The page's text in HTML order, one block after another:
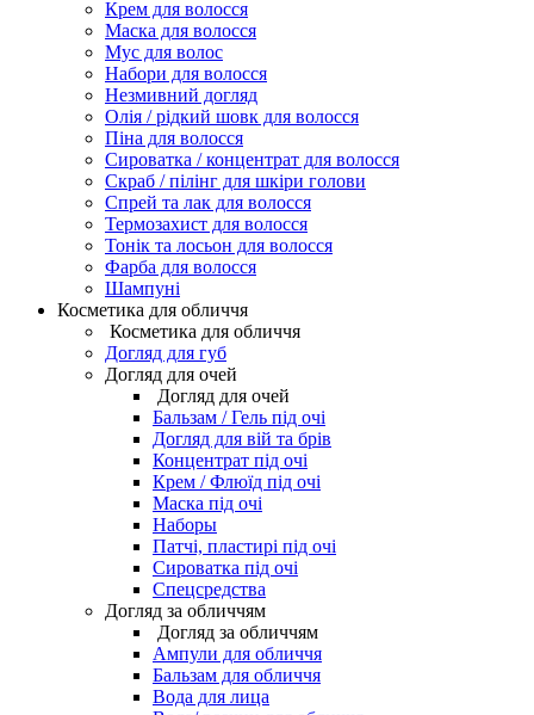
Крем для волосся
Маска для волосся
Мус для волос
Набори для волосся
Незмивний догляд
Олія / рідкий шовк для волосся
Піна для волосся
Сироватка / концентрат для волосся
Скраб / пілінг для шкіри голови
Спрей та лак для волосся
Термозахист для волосся
Тонік та лосьон для волосся
Фарба для волосся
Шампуні
Косметика для обличчя
Косметика для обличчя
Догляд для губ
Догляд для очей
Догляд для очей
Бальзам / Гель під очі
Догляд для вій та брів
Концентрат під очі
Крем / Флюїд під очі
Маска під очі
Наборы
Патчі, пластирі під очі
Сироватка під очі
Спецсредства
Догляд за обличчям
Догляд за обличчям
Ампули для обличчя
Бальзам для обличчя
Вода для лица